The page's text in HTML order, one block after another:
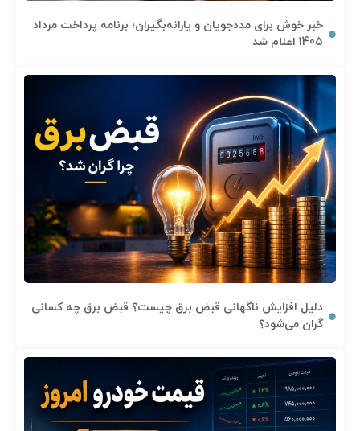
خبر خوش برای مددجویان و یارانه‌بگیران؛ برنامه پرداخت مرداد
1405 اعلام شد
دلیل افزایش ناگهانی قبض برق چیست؟ قبض برق چه کسانی
گران می‌شود؟